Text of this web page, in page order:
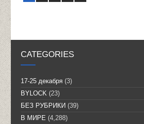
CATEGORIES
17-25 декабря (3)
BYLOCK (23)
БЕЗ РУБРИКИ (39)
В МИРЕ (4,288)